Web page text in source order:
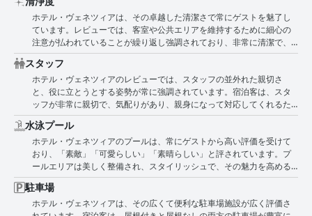
で単調であると感じたという意見もあり、バラエティとプレゼンテー
ションの改善の余地があることを示唆しています。豊富であるにもか
かわらず、朝食のレイアウトを改善することで、より良い体験ができ
るという声も上がっています。 全体的に肯定的なフィードバックを考
慮すると、ホテルヴェネツィアの朝食は、その品質と豊富な量で評価
されていることは明らかですが、朝の食事体験をさらに向上させるた
めには、より多様なオプションを取り入れる可能性があるという点で
意見が一致しています。
る人もいれば、ガラスや露出したデザイン要素のために、狭い、また
はプライバシーに欠けると考える人もおり、評価が分かれました。 客
室に加えて、ホテルの立地と十分な無料駐車場は宿泊客に高く評価さ
れました。全体として、ホテル・ヴェネツィアは、客室のサイズやア
メニティにいくつかの小さな欠点はあるものの、清潔で快適、そして
ロケーションの良い滞在を提供しています。
り、素晴らしい、非常に良いと評価されています。ホテルには、ケト
ル、広々としたワードローブ、清潔なリネン、完璧なシャワーなど、
快適さをさらに高める設備も整っており、全体的にポジティブな体験
を提供しています。フレンドリーなスタッフが滞在をさらに快適に
し、ホテル・ヴェネツィアは快適で過ごしやすい滞在を求める旅行者
にとって、おすすめのホテルです。
ホテル・ヴェネツィアは、その卓越した清潔さで常にゲストを魅了し
ています。レビューでは、客室や公共エリアを維持するために細心の
注意が払われていることが繰り返し強調されており、非常に清潔で、
手入れが行き届いており、新鮮であると評されています。ホテル自体
はモダンで魅力的な外観を持ち、全体的なポジティブな体験をさらに
高めています。 毎日の清掃により、客室は完璧に清潔に保たれ、毎日
新鮮なタオルが提供され、ゲストが感謝する丁寧な清掃サービスが行
われています。プールエリアも手入れが行き届いており、ゲストが快
適にリラックスできる十分な数のサンラウンジャーが備わっていま
す。屋外スペースも快適で清潔であると評価されており、座ってくつ
ろぐのに最適な場所となっています。 圧倒的に肯定的なフィードバッ
クにもかかわらず、いくつかの小さな問題も指摘されています。例え
ば、客室の狭さ、浴室の天井に湿度によると思われる黒い跡、シャワ
ーの照明が薄暗い場合があるなどです。数人の批評家は、カビ臭さ
や、清掃スタッフが急いで作業を済ませている例を指摘しました。し
かし、これらの例は標準ではなく、例外であると思われます。ほとん
スタッフ
ホテル・ヴェネツィアのレビューでは、スタッフの並外れた親切さ
と、役に立とうとする姿勢が常に強調されています。宿泊客は、スタ
ッフが非常に親切で、気配りがあり、親身になって対応してくれるた
め、まるで自宅にいるかのように感じられるとよく述べています。ア
ンドレアがとても親切だった、アンナが特に親切で助けになったな
ど、個別の言及は、提供される個人的で思いやりのあるサービスを際
立たせています。 スタッフの一貫して肯定的な態度は、彼らの親切
さ、笑顔、そしてどんな要望にも喜んで応じる姿勢によって特徴づけ
られ、宿泊客に強い印象を与えます。多くの人が、スタッフの完璧な
英語と、荷物を運ぶのを快く手伝ってくれることが、ゲストエクスペ
リエンスをさらに高めていると指摘しています。ホテルの温かい雰囲
水泳プール
ホテル・ヴェネツィアのプールは、常にゲストから高い評価を受けて
おり、「素敵」「可愛らしい」「素晴らしい」と評されています。プ
ールエリアは美しく整備され、スタイリッシュで、その魅力を高める
豊かなヤシの木に囲まれています。ゲストは、広々として機能的なプ
ールに感謝しており、「広い」「手入れが行き届いている」とよく言
われます。 多くのレビューで、屋外プールの周りにたくさんのサンラ
駐車場
ホテル・ヴェネツィアは、その広くて便利な駐車場施設が広く評価さ